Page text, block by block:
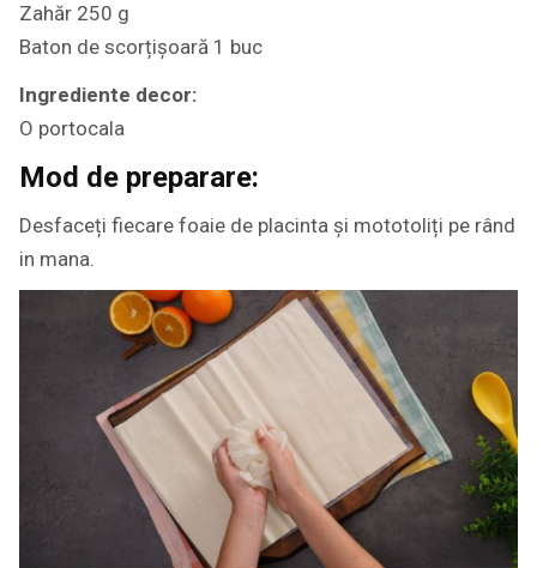
Zahăr 250 g
Baton de scorțișoară 1 buc
Ingrediente decor:
O portocala
Mod de preparare:
Desfaceți fiecare foaie de placinta și mototoliți pe rând
in mana.